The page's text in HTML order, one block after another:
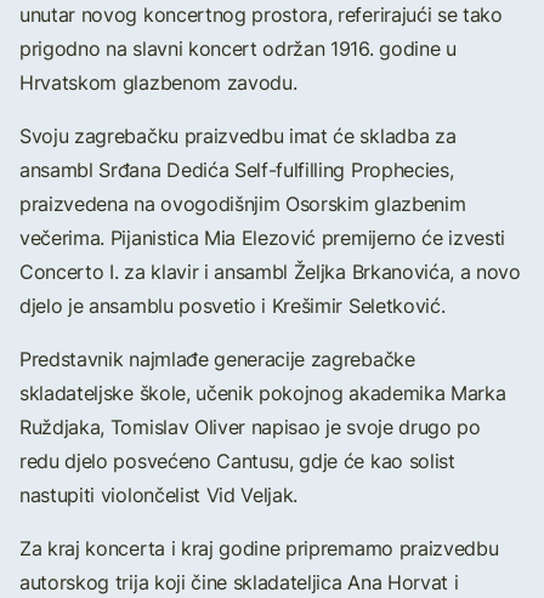
unutar novog koncertnog prostora, referirajući se tako
prigodno na slavni koncert održan 1916. godine u
Hrvatskom glazbenom zavodu.
Svoju zagrebačku praizvedbu imat će skladba za
ansambl Srđana Dedića Self-fulfilling Prophecies,
praizvedena na ovogodišnjim Osorskim glazbenim
večerima. Pijanistica Mia Elezović premijerno će izvesti
Concerto I. za klavir i ansambl Željka Brkanovića, a novo
djelo je ansamblu posvetio i Krešimir Seletković.
Predstavnik najmlađe generacije zagrebačke
skladateljske škole, učenik pokojnog akademika Marka
Ruždjaka, Tomislav Oliver napisao je svoje drugo po
redu djelo posvećeno Cantusu, gdje će kao solist
nastupiti violončelist Vid Veljak.
Za kraj koncerta i kraj godine pripremamo praizvedbu
autorskog trija koji čine skladateljica Ana Horvat i